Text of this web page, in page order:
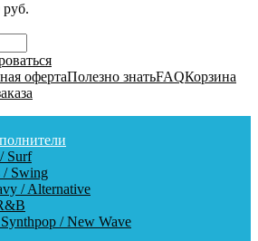
руб.
офертаПолезно знатьFAQКорзина
Surf
/ Swing
/ Alternative
/ New Wave